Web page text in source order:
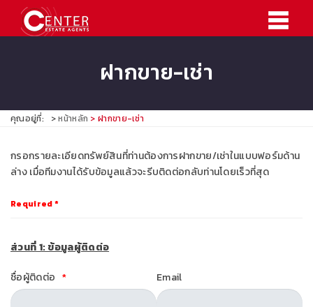
ฝากขาย-เช่า
คุณอยู่ที่: หน้าหลัก ฝากขาย-เช่า
กรอกรายละเอียดทรัพย์สินที่ท่านต้องการฝากขาย/เช่าในแบบฟอร์มด้าน
ล่าง เมื่อทีมงานได้รับข้อมูลแล้วจะรีบติดต่อกลับท่านโดยเร็วที่สุด
Required *
ส่วนที่ 1: ข้อมูลผู้ติดต่อ
ชื่อผู้ติดต่อ Email